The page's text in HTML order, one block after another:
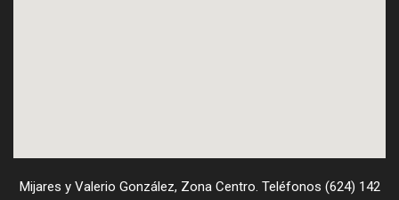
Mijares y Valerio González, Zona Centro. Teléfonos (624) 142